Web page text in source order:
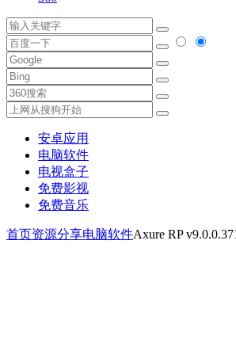
安卓应用
电脑软件
电视盒子
免费影视
免费音乐
首页资源分享电脑软件Axure RP